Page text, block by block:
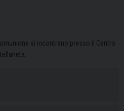
si incontrano presso il Centro